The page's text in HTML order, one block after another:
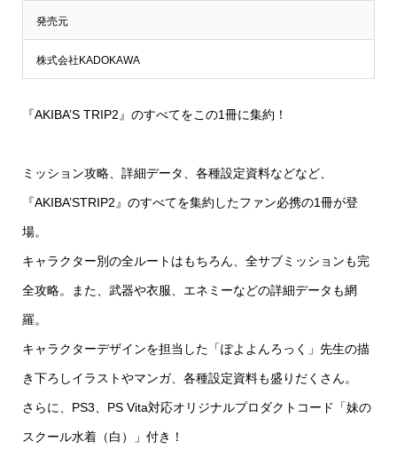
発売元
株式会社KADOKAWA
『AKIBA’S TRIP2』のすべてをこの1冊に集約！
ミッション攻略、詳細データ、各種設定資料などなど、
『AKIBA’STRIP2』のすべてを集約したファン必携の1冊が登
場。
キャラクター別の全ルートはもちろん、全サブミッションも完
全攻略。また、武器や衣服、エネミーなどの詳細データも網
羅。
キャラクターデザインを担当した「ぽよよんろっく」先生の描
き下ろしイラストやマンガ、各種設定資料も盛りだくさん。
さらに、PS3、PS Vita対応オリジナルプロダクトコード「妹の
スクール水着（白）」付き！